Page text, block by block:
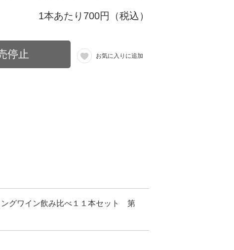
1本あたり700円（税込）
停止 お気に入りに追加
ングワイン飲み比べ１１本セット 第